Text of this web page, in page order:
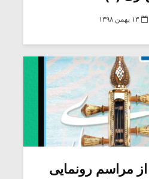
۱۳ بهمن ۱۳۹۸
مراسم رونمایی